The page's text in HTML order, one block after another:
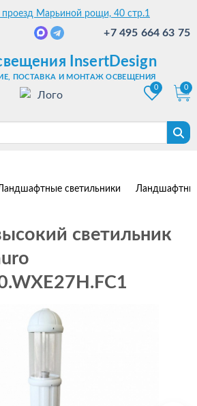
проезд Марьиной рощи, 40 стр.1
+7 495 664 63 75
InsertDesign
ПОСТАВКА И МОНТАЖ ОСВЕЩЕНИЯ
0
0
светильники
светильник